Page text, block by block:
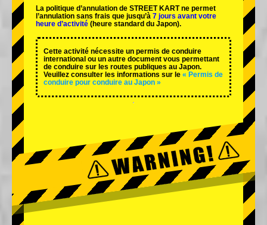
La politique d’annulation de STREET KART ne permet
l’annulation sans frais que jusqu’à 7 jours avant votre
heure d’activité (heure standard du Japon).
Cette activité nécessite un permis de conduire
international ou un autre document vous permettant
de conduire sur les routes publiques au Japon.
Veuillez consulter les informations sur le « Permis de
conduire pour conduire au Japon »